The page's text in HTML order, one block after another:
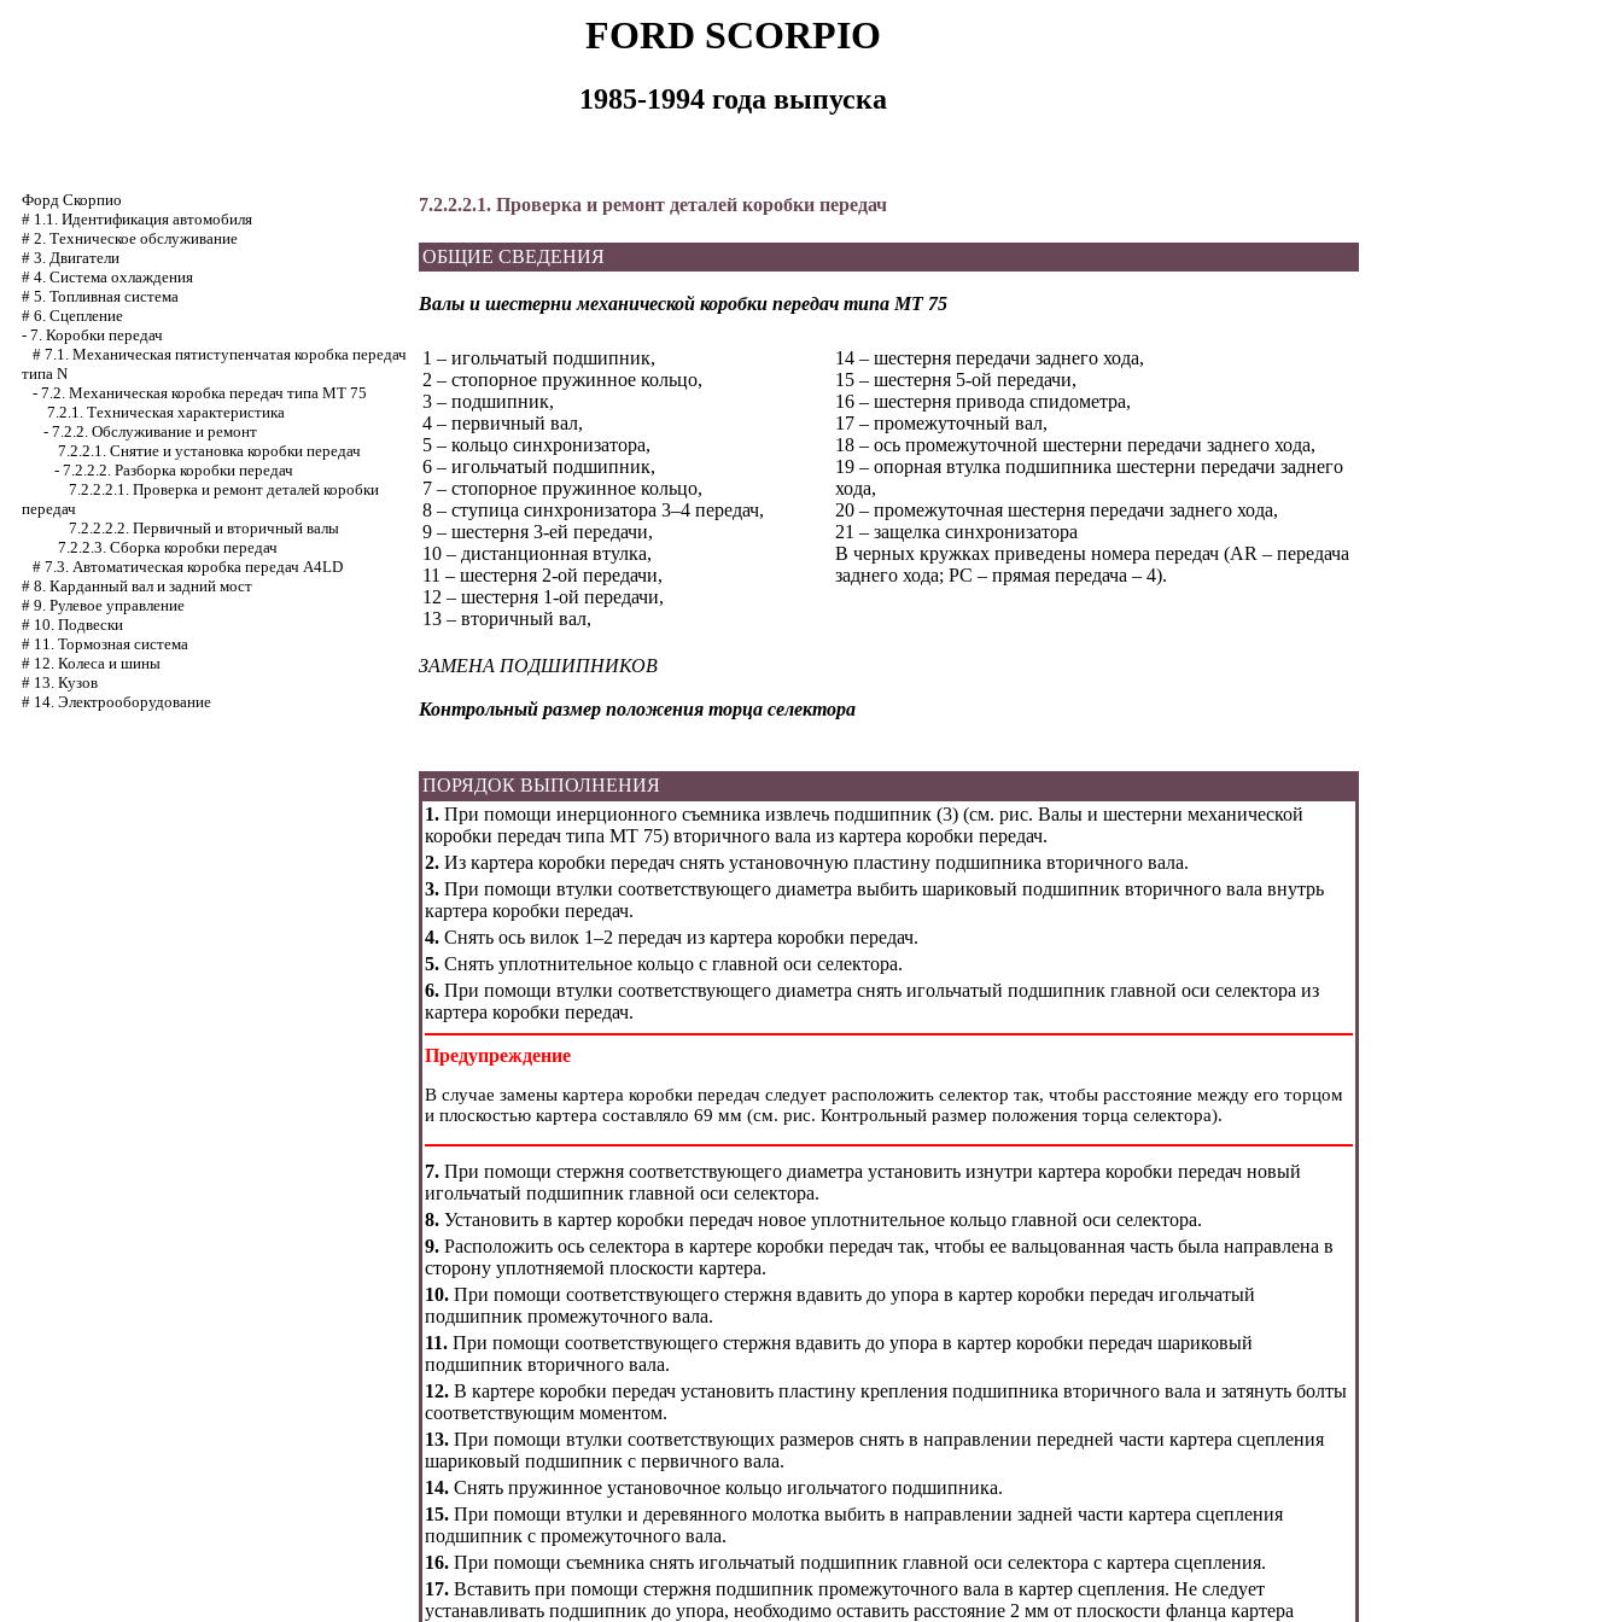
FORD SCORPIO
1985-1994 года выпуска
Форд Скорпио
# 1.1. Идентификация автомобиля
# 2. Техническое обслуживание
# 3. Двигатели
# 4. Система охлаждения
# 5. Топливная система
# 6. Сцепление
- 7. Коробки передач
# 7.1. Механическая пятиступенчатая коробка передач
типа N
- 7.2. Механическая коробка передач типа МТ 75
7.2.1. Техническая характеристика
- 7.2.2. Обслуживание и ремонт
7.2.2.1. Снятие и установка коробки передач
- 7.2.2.2. Разборка коробки передач
7.2.2.2.1. Проверка и ремонт деталей коробки
передач
7.2.2.2.2. Первичный и вторичный валы
7.2.2.3. Сборка коробки передач
# 7.3. Автоматическая коробка передач А4LD
# 8. Карданный вал и задний мост
# 9. Рулевое управление
# 10. Подвески
# 11. Тормозная система
# 12. Колеса и шины
# 13. Кузов
# 14. Электрооборудование
7.2.2.2.1. Проверка и ремонт деталей коробки передач
ОБЩИЕ СВЕДЕНИЯ
Валы и шестерни механической коробки передач типа МТ 75
1 – игольчатый подшипник,
2 – стопорное пружинное кольцо,
3 – подшипник,
4 – первичный вал,
5 – кольцо синхронизатора,
6 – игольчатый подшипник,
7 – стопорное пружинное кольцо,
8 – ступица синхронизатора 3–4 передач,
9 – шестерня 3-ей передачи,
10 – дистанционная втулка,
11 – шестерня 2-ой передачи,
12 – шестерня 1-ой передачи,
13 – вторичный вал,
14 – шестерня передачи заднего хода,
15 – шестерня 5-ой передачи,
16 – шестерня привода спидометра,
17 – промежуточный вал,
18 – ось промежуточной шестерни передачи заднего хода,
19 – опорная втулка подшипника шестерни передачи заднего
хода,
20 – промежуточная шестерня передачи заднего хода,
21 – защелка синхронизатора
В черных кружках приведены номера передач (AR – передача
заднего хода; РС – прямая передача – 4).
ЗАМЕНА ПОДШИПНИКОВ
Контрольный размер положения торца селектора
ПОРЯДОК ВЫПОЛНЕНИЯ
1. При помощи инерционного съемника извлечь подшипник (3) (см. рис. Валы и шестерни механической
коробки передач типа МТ 75) вторичного вала из картера коробки передач.
2. Из картера коробки передач снять установочную пластину подшипника вторичного вала.
3. При помощи втулки соответствующего диаметра выбить шариковый подшипник вторичного вала внутрь
картера коробки передач.
4. Снять ось вилок 1–2 передач из картера коробки передач.
5. Снять уплотнительное кольцо с главной оси селектора.
6. При помощи втулки соответствующего диаметра снять игольчатый подшипник главной оси селектора из
картера коробки передач.
Предупреждение
В случае замены картера коробки передач следует расположить селектор так, чтобы расстояние между его торцом
и плоскостью картера составляло 69 мм (см. рис. Контрольный размер положения торца селектора).
7. При помощи стержня соответствующего диаметра установить изнутри картера коробки передач новый
игольчатый подшипник главной оси селектора.
8. Установить в картер коробки передач новое уплотнительное кольцо главной оси селектора.
9. Расположить ось селектора в картере коробки передач так, чтобы ее вальцованная часть была направлена в
сторону уплотняемой плоскости картера.
10. При помощи соответствующего стержня вдавить до упора в картер коробки передач игольчатый
подшипник промежуточного вала.
11. При помощи соответствующего стержня вдавить до упора в картер коробки передач шариковый
подшипник вторичного вала.
12. В картере коробки передач установить пластину крепления подшипника вторичного вала и затянуть болты
соответствующим моментом.
13. При помощи втулки соответствующих размеров снять в направлении передней части картера сцепления
шариковый подшипник с первичного вала.
14. Снять пружинное установочное кольцо игольчатого подшипника.
15. При помощи втулки и деревянного молотка выбить в направлении задней части картера сцепления
подшипник с промежуточного вала.
16. При помощи съемника снять игольчатый подшипник главной оси селектора с картера сцепления.
17. Вставить при помощи стержня подшипник промежуточного вала в картер сцепления. Не следует
устанавливать подшипник до упора, необходимо оставить расстояние 2 мм от плоскости фланца картера